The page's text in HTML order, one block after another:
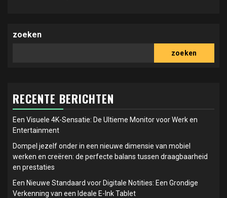
zoeken
zoeken
RECENTE BERICHTEN
Een Visuele 4K-Sensatie: De Ultieme Monitor voor Werk en
Entertainment
Dompel jezelf onder in een nieuwe dimensie van mobiel
werken en creëren: de perfecte balans tussen draagbaarheid
en prestaties
Een Nieuwe Standaard voor Digitale Notities: Een Grondige
Verkenning van een Ideale E-Ink Tablet